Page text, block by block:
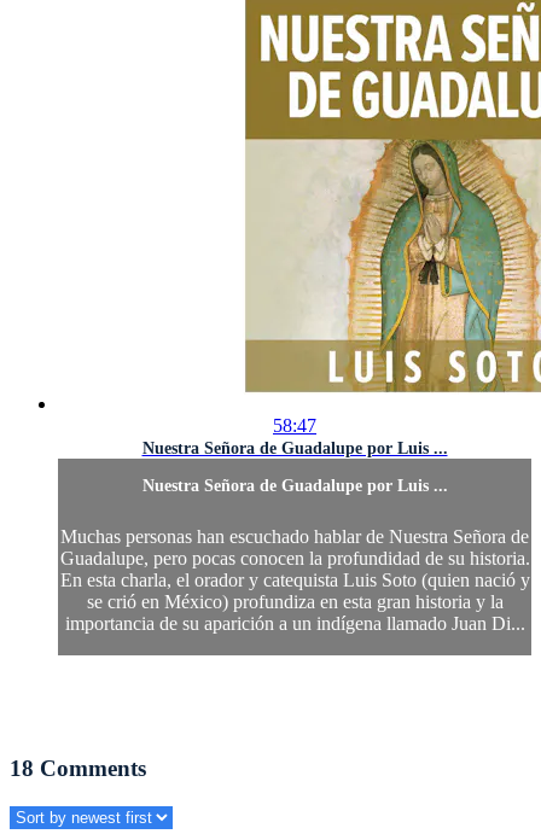
58:47
Nuestra Señora de Guadalupe por Luis ...
Nuestra Señora de Guadalupe por Luis ...
Muchas personas han escuchado hablar de Nuestra Señora de
Guadalupe, pero pocas conocen la profundidad de su historia.
En esta charla, el orador y catequista Luis Soto (quien nació y
se crió en México) profundiza en esta gran historia y la
importancia de su aparición a un indígena llamado Juan Di...
18 Comments